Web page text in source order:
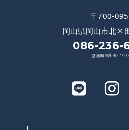
〒700-
岡山県岡山市北区
086-236-
営業時間9:30-